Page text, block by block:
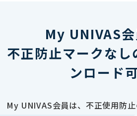
My UNIVAS
不正防止マークなし
ンロード
My UNIVAS会員は、不正使用防